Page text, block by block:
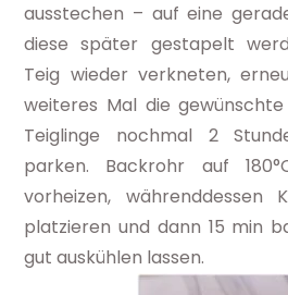
ausstechen – auf eine
diese später gestapelt
Teig wieder verkneten,
weiteres Mal die gewünschte
Teiglinge nochmal 2
parken. Backrohr auf
vorheizen, währenddessen
platzieren und dann 15 min
gut auskühlen lassen.